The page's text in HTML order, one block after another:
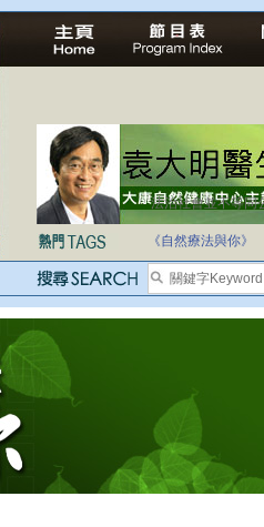
法治社會並不等同
《自然療法與你》